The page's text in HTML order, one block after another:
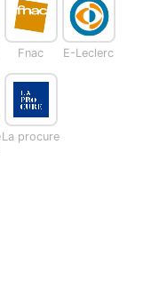
Fnac E-Leclerc
La procure